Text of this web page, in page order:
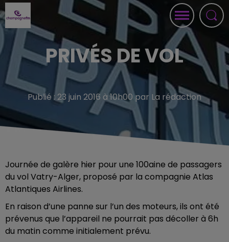
PRIVÉS DE VOL
Publié : 23 juin 2016 à 10h00 par La rédaction
Journée de galère hier pour une 100aine de passagers
du vol Vatry-Alger, proposé par la compagnie Atlas
Atlantiques Airlines.
En raison d’une panne sur l’un des moteurs, ils ont été
prévenus que l’appareil ne pourrait pas décoller à 6h
du matin comme initialement prévu.